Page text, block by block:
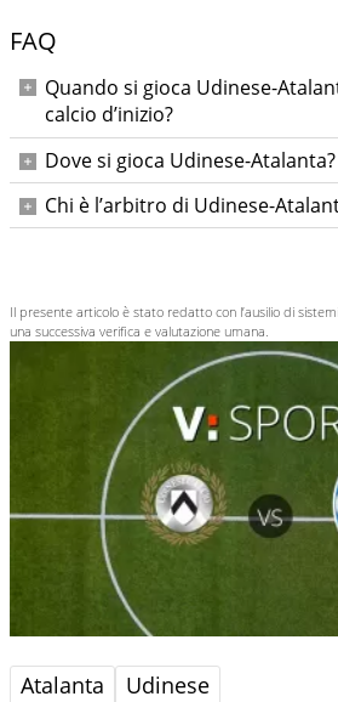
FAQ
Quando si gioca Udinese-
calcio d’inizio?
Sabato 1 novembre 2025 alle ore
Dove si gioca Udinese-Atalanta?
Al Bluenergy Stadium di Udine.
Chi è l’arbitro di Udinese-
Il presente articolo è stato redatto con l’ausilio di
una successiva verifica e valutazione umana.
Atalanta Udinese